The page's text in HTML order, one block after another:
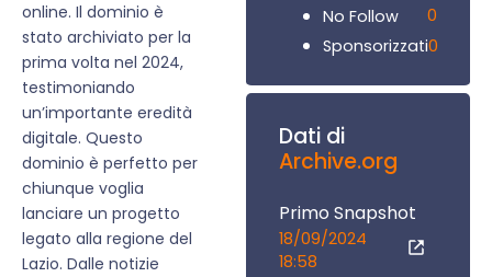
online. Il dominio è
stato archiviato per la
prima volta nel 2024,
testimoniando
un’importante eredità
digitale. Questo
dominio è perfetto per
chiunque voglia
lanciare un progetto
legato alla regione del
Lazio. Dalle notizie
No Follow
0
Sponsorizzati0
Dati di
Archive.org
Primo Snapshot
18/09/2024
18:58